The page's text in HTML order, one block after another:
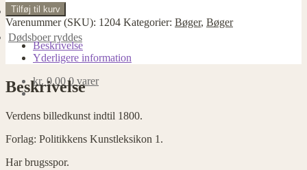
Om os
Dødsboer ryddes
kr. 0,00 0 varer
Verdens
billedkunst
indtil
1800
antal
Tilføj til kurv
Varenummer (SKU): 1204 Kategorier: Bøger, Bøger
Beskrivelse
Yderligere information
Beskrivelse
Verdens billedkunst indtil 1800.
Forlag: Politikkens Kunstleksikon 1.
Har brugsspor.